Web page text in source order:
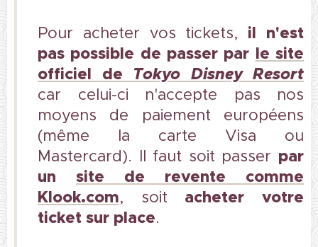
Pour acheter vos tickets, il n'est
pas possible de passer par le site
officiel de Tokyo Disney Resort
car celui-ci n'accepte pas nos
moyens de paiement européens
(même la carte Visa ou
Mastercard). Il faut soit passer par
un site de revente comme
Klook.com, soit acheter votre
ticket sur place.